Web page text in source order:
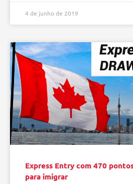
4 de junho de 2019
Express Entry com 470
para imigrar